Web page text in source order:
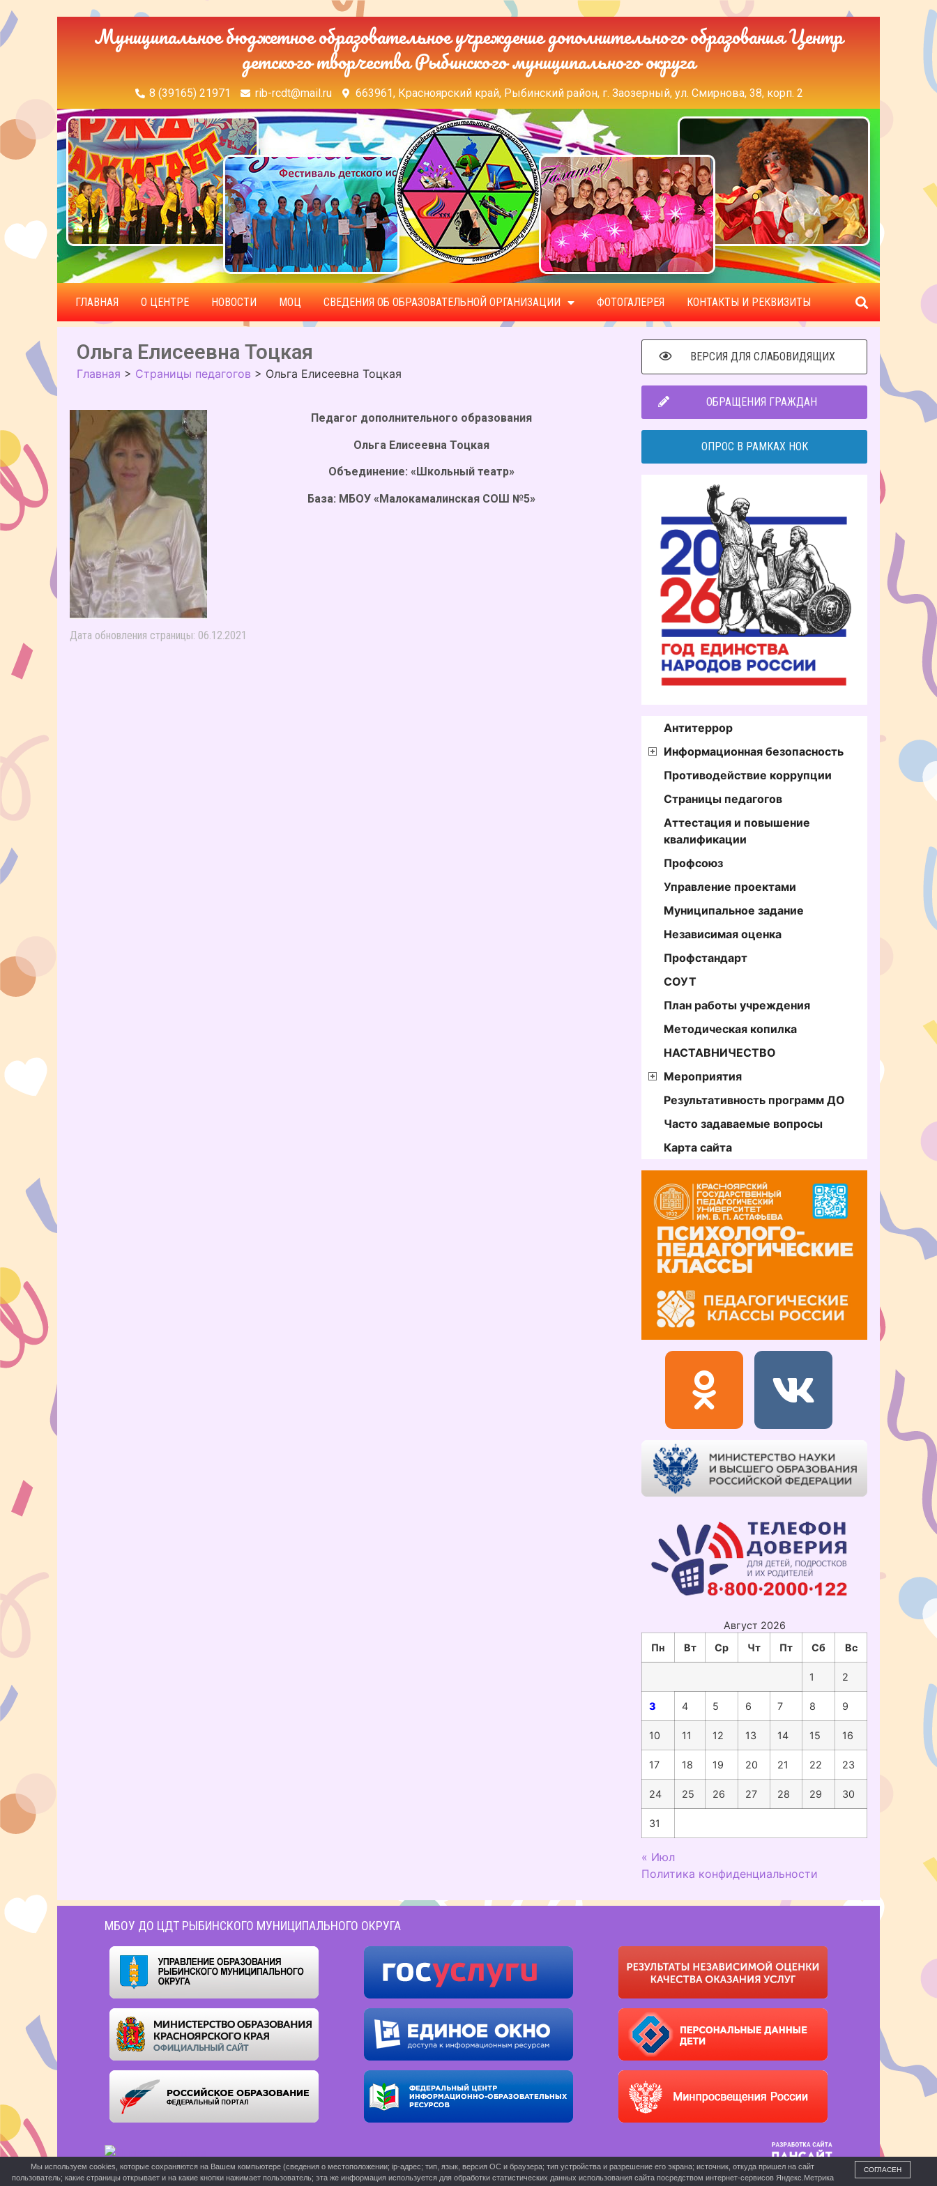
Муниципальное бюджетное образовательное учреждение дополнительного образования Центр
детского творчества Рыбинского муниципального округа
8 (39165) 21971 rib-rcdt@mail.ru 663961, Красноярский край, Рыбинский район, г. Заозерный, ул. Смирнова, 38, корп. 2
ГЛАВНАЯ О ЦЕНТРЕ НОВОСТИ МОЦ СВЕДЕНИЯ ОБ ОБРАЗОВАТЕЛЬНОЙ ОРГАНИЗАЦИИ ФОТОГАЛЕРЕЯ КОНТАКТЫ И РЕКВИЗИТЫ
Ольга Елисеевна Тоцкая
Главная > Страницы педагогов > Ольга Елисеевна Тоцкая
Педагог дополнительного образования
Ольга Елисеевна Тоцкая
Объединение: «Школьный театр»
База: МБОУ «Малокамалинская СОШ №5»
Дата обновления страницы: 06.12.2021
ВЕРСИЯ ДЛЯ СЛАБОВИДЯЩИХ
ОБРАЩЕНИЯ ГРАЖДАН
ОПРОС В РАМКАХ НОК
Антитеррор
Информационная безопасность
Противодействие коррупции
Страницы педагогов
Аттестация и повышение
квалификации
Профсоюз
Управление проектами
Муниципальное задание
Независимая оценка
Профстандарт
СОУТ
План работы учреждения
Методическая копилка
НАСТАВНИЧЕСТВО
Мероприятия
Результативность программ ДО
Часто задаваемые вопросы
Карта сайта
Август 2026
Пн
Вт Ср Чт Пт Сб Вс
1 2
3 4 5 6 7 8 9
10 11 12 13 14 15 16
17 18 19 20 21 22 23
24 25 26 27 28 29 30
31
« Июл
Политика конфиденциальности
МБОУ ДО ЦДТ РЫБИНСКОГО МУНИЦИПАЛЬНОГО ОКРУГА
Мы используем cookies, которые сохраняются на Вашем компьютере (сведения о местоположении; ip-адрес; тип, язык, версия ОС и браузера; тип устройства и разрешение его экрана; источник, откуда пришел на сайт
пользователь; какие страницы открывает и на какие кнопки нажимает пользователь; эта же информация используется для обработки статистических данных использования сайта посредством интернет-сервисов Яндекс.Метрика
СОГЛАСЕН